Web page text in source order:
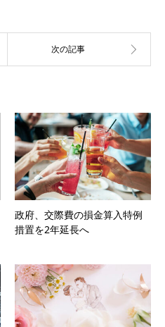
政府、交際費の損金算入特例
措置を2年延長へ